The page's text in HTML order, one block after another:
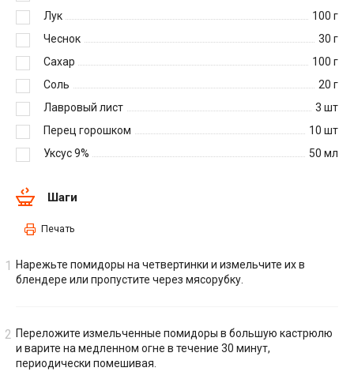
Лук
100 г
Чеснок
30 г
Сахар
100 г
Соль
20 г
Лавровый лист
3 шт
Перец горошком
10 шт
Уксус 9%
50 мл
Шаги
Печать
Нарежьте помидоры на четвертинки и измельчите их в
блендере или пропустите через мясорубку.
Переложите измельченные помидоры в большую кастрюлю
и варите на медленном огне в течение 30 минут,
периодически помешивая.